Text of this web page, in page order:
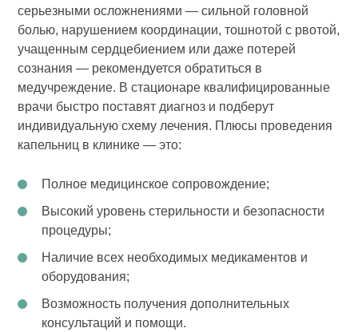
серьезными осложнениями — сильной головной
болью, нарушением координации, тошнотой с рвотой,
учащенным сердцебиением или даже потерей
сознания — рекомендуется обратиться в
медучреждение. В стационаре квалифицированные
врачи быстро поставят диагноз и подберут
индивидуальную схему лечения. Плюсы проведения
капельниц в клинике — это:
Полное медицинское сопровождение;
Высокий уровень стерильности и безопасности
процедуры;
Наличие всех необходимых медикаментов и
оборудования;
Возможность получения дополнительных
консультаций и помощи.